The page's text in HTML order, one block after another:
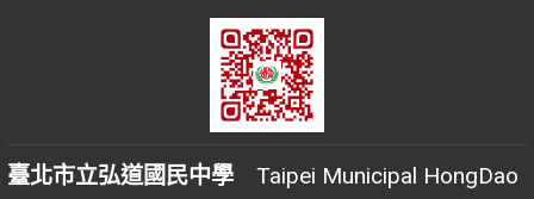
臺北市立弘道國民中學 Taipei Municipal HongDao